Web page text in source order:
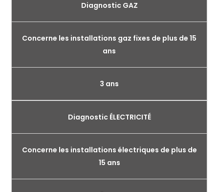
Diagnostic GAZ
Concerne les installations gaz fixes de plus de 15
ans
3 ans
Diagnostic ÉLECTRICITÉ
Concerne les installations électriques de plus de
15 ans